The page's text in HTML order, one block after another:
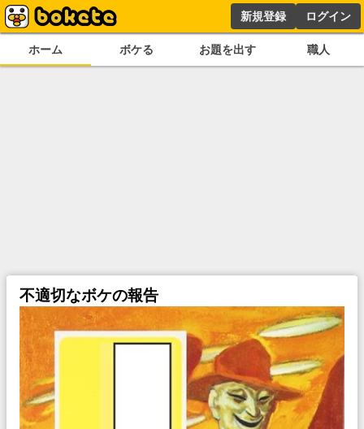
新規登録 ログイン
ホーム ボケる お題を出す 職人
不適切なボケの報告